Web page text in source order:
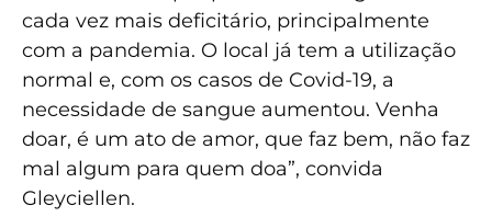
cada vez mais deficitário, principalmente
com a pandemia. O local já tem a utilização
normal e, com os casos de Covid-19, a
necessidade de sangue aumentou. Venha
doar, é um ato de amor, que faz bem, não faz
mal algum para quem doa”, convida
Gleyciellen.